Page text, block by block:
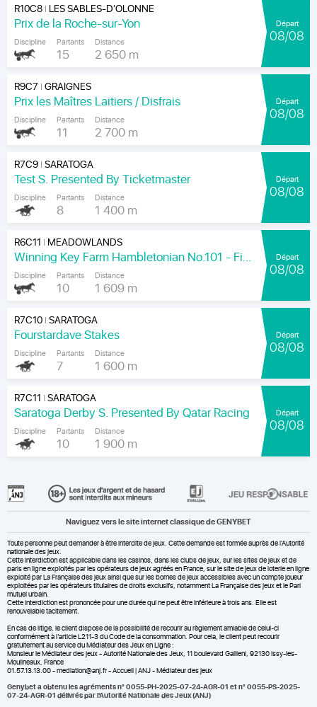
R10C8| LES SABLES-D'OLONNE
Prix de la Roche-sur-Yon
Discipline Partants
15
Distance
2 650 m
Départ
08/08
R9C7 |GRAIGNES
Prix les Maîtres Laitiers / Disfrais
Discipline Partants
11
Distance
2 700 m
Départ
08/08
R7C9|SARATOGA
Test S. Presented By Ticketmaster
Discipline Partants
8
Distance
1 400 m
Départ
08/08
R6C11 | MEADOWLANDS
Winning Key Farm Hambletonian No.101 - Final
Discipline Partants
10
Distance
1 609 m
Départ
08/08
R7C10|SARATOGA
Fourstardave Stakes
Discipline Partants
7
Distance
1 600 m
Départ
08/08
R7C11 |SARATOGA
Saratoga Derby S. Presented By Qatar Racing
Discipline Partants
10
Distance
1 900 m
Départ
08/08
Naviguez vers le site internet classique de GENYBET
Toute personne peut demander à être interdite de jeux. Cette demande est formée auprès de l'Autorité
nationale des jeux.
Cette interdiction est applicable dans les casinos, dans les clubs de jeux, sur les sites de jeux et de
paris en ligne exploités par les opérateurs de jeux agréés en France, sur le site de jeux de loterie en ligne
exploité par La Française des jeux ainsi que sur les bornes de jeux accessibles avec un compte joueur
exploitées par les opérateurs titulaires de droits exclusifs, notamment La Française des jeux et le Pari
mutuel urbain.
Cette interdiction est prononcée pour une durée qui ne peut être inférieure à trois ans. Elle est
renouvelable tacitement.
En cas de litige, le client dispose de la possibilité de recourir au règlement amiable de celui-ci
conformément à l’article L211-3 du Code de la consommation. Pour cela, le client peut recourir
gratuitement au service du Médiateur des Jeux en Ligne :
Monsieur le Médiateur des jeux - Autorité Nationale des Jeux, 11 boulevard Gallieni, 92130 Issy-les-
Moulineaux, France
01.57.13.13.00 - mediation@anj.fr -Accueil | ANJ - Médiateur des jeux
Genybet a obtenu les agréments n° 0055-PH-2025-07-24-AGR-01 et n° 0055-PS-2025-
07-24-AGR-01 délivrés par l'Autorité Nationale des Jeux (ANJ)